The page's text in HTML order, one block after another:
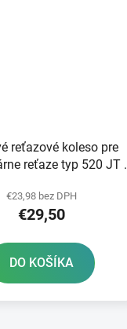
reťazové koleso pre
reťaze typ 520 JT -
€23,98 bez DPH
€29,50
DO KOŠÍKA